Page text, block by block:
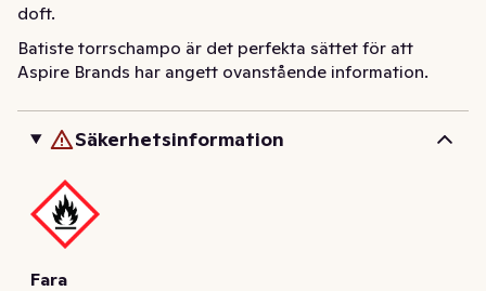
doft.
Batiste torrschampo är det perfekta sättet för att
omedelbart rengöra och fräscha upp håret mellan
"nytvättat" utseende. Original har en klassisk fräsch
doft.
Aspire Brands har angett ovanstående information.
Säkerhetsinformation
Fara